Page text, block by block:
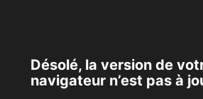
Désolé, la version de
navigateur n’est pas à